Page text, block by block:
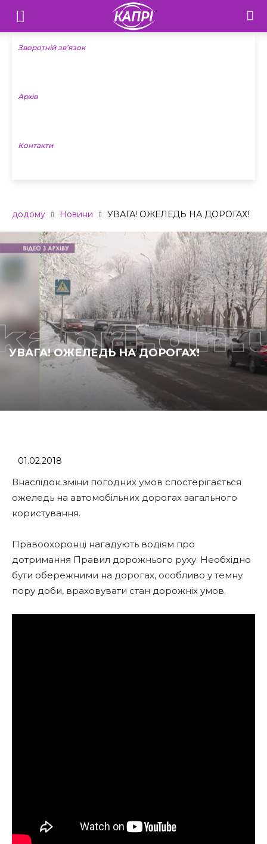
Телебачення
«Капрі»
Новини
Зворотній зв’язок
Архів
Контакти
додому Новини УВАГА! ОЖЕЛЕДЬ НА ДОРОГАХ!
УВАГА! ОЖЕЛЕДЬ НА ДОРОГАХ!
01.02.2018
Внаслідок зміни погодних умов спостерігається
ожеледь на автомобільних дорогах загального
користування.
Правоохоронці нагадують водіям про
дотримання Правил дорожнього руху. Необхідно
бути обережними на дорогах, особливо у темну
пору доби, враховувати стан дорожніх умов.